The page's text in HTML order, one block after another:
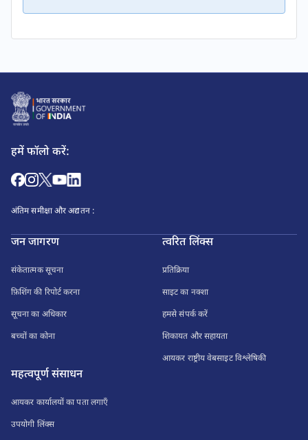
हमें फॉलो करें:
अंतिम समीक्षा और अद्यतन :
जन जागरण
संकेतात्मक सूचना
फ़िशिंग की रिपोर्ट करना
सूचना का अधिकार
बच्चों का कोना
त्वरित लिंक्स
प्रतिक्रिया
साइट का नक्शा
हमसे संपर्क करें
शिकायत और सहायता
आयकर राष्ट्रीय वेबसाइट विश्लेषिकी
महत्वपूर्ण संसाधन
आयकर कार्यालयों का पता लगाएँ
उपयोगी लिंक्स